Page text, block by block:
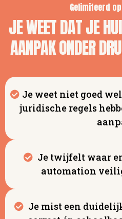
Gelimiteerd
JE WEET DAT JE
AANPAK ONDER
Je weet niet goed
juridische regels
Je twijfelt waar
automation
Je mist een